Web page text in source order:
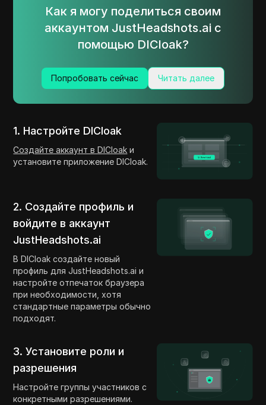
Как я могу поделиться своим
аккаунтом JustHeadshots.ai с
помощью DICloak?
Попробовать сейчас Читать далее
1. Настройте DICloak
Создайте аккаунт в DICloak и
установите приложение DICloak.
2. Создайте профиль и
войдите в аккаунт
JustHeadshots.ai
В DICloak создайте новый
профиль для JustHeadshots.ai и
настройте отпечаток браузера
при необходимости, хотя
стандартные параметры обычно
подходят.
3. Установите роли и
разрешения
Настройте группы участников с
конкретными разрешениями.